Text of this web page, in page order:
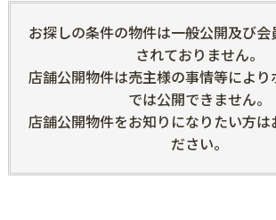
お探しの条件の物件は一般公開及び
されておりません。
店舗公開物件は売主様の事情等により
では公開できません。
店舗公開物件をお知りになりたい方は
ださい。